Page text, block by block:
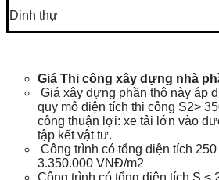
Dinh thự
Giá Thi công xây dựng nhà
Giá xây dựng phần thô này áp
quy mô diện tích thi công S2>
công thuận lợi: xe tải lớn vào
tập kết vật tư.
Công trình có tổng diện tích
3.350.000 VNĐ/m2
Công trình có tổng diện tích S <